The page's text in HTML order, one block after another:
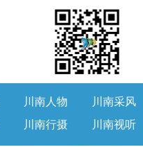
川南人物
川南采风
川南行摄 川南视听